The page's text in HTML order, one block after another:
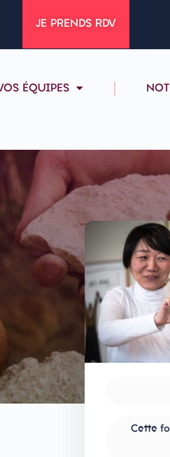
JE PRENDS RDV
ÉQUIPES
Cette